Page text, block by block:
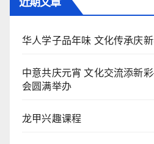
华人学子品年味 文化传承庆
中意共庆元宵 文化交流添新
会圆满举办
龙甲兴趣课程